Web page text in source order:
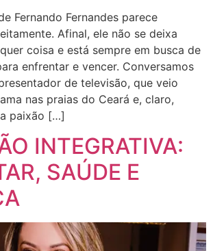
Fernando Fernandes parece
Afinal, ele não se deixa
coisa e está sempre em busca de
enfrentar e vencer. Conversamos
de televisão, que veio
nas praias do Ceará e, claro,
paixão […]
INTEGRATIVA:
SAÚDE E